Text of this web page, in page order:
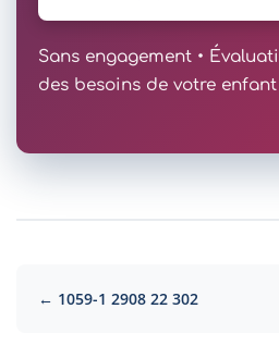
Sans engagement •
des besoins de votre enfant
← 1059-1 2908 22 302